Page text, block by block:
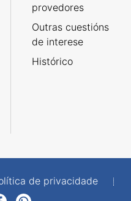
provedores
Outras cuestións
de interese
Histórico
de privacidade